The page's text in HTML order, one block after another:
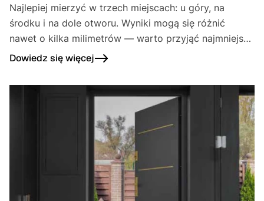
Najlepiej mierzyć w trzech miejscach: u góry, na
środku i na dole otworu. Wyniki mogą się różnić
nawet o kilka milimetrów — warto przyjąć najmniejszy
wymiar jako podstawę.
Dowiedz się więcej